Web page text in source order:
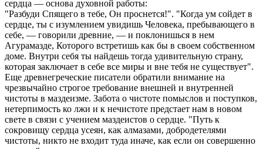
сердца — основа духовной работы:
"Разбуди Спящего в тебе, Он проснется!". "Когда ум сойдет в
сердце, ты с изумлением увидишь Человека, пребывающего в
себе, — говорили древние, — и поклонишься в нем
Агурамазде, Которого встретишь как бы в своем собственном
доме. Внутри себя ты найдешь тогда удивительную страну,
которая заключает в себе все миры и вне тебя не существует".
Еще древнегреческие писатели обратили внимание на
чрезвычайно строгое требование внешней и внутренней
чистоты в маздеизме. Забота о чистоте помыслов и поступков,
нетерпимость ко лжи и к нечистоте предстает нам в новом
свете в связи с учением маздеистов о сердце. "Путь к
сокровищу сердца усеян, как алмазами, добродетелями
чистоты, никто не входит туда иначе, как если он совершенно